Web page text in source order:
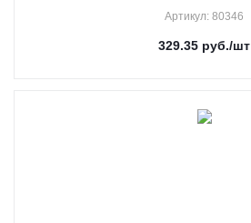
Артикул: 80346
329.35 руб./шт